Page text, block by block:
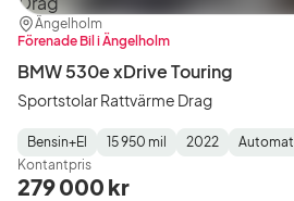
Plats:
Ängelholm
Återförsäljare:
Förenade Bil i Ängelholm
BMW 530e xDrive Touring
Sportstolar Rattvärme Drag
Fuel
Type:
Bensin+El
Mätarställning:
15 950 mil
Model
Year:
2022
Gearbox
Type:
Automat
Kontantpris
279 000 kr